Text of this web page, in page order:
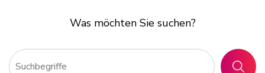
Was möchten Sie suchen?
SUCHEN